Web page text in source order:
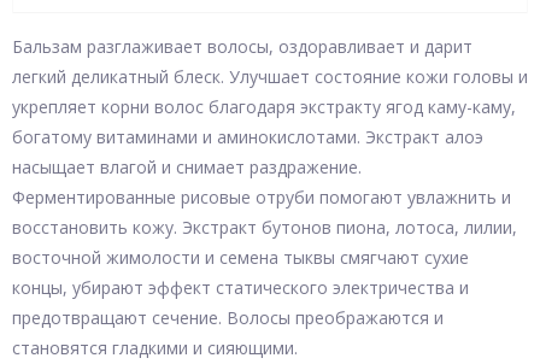
Бальзам разглаживает волосы, оздоравливает и дарит
легкий деликатный блеск. Улучшает состояние кожи головы и
укрепляет корни волос благодаря экстракту ягод каму-каму,
богатому витаминами и аминокислотами. Экстракт алоэ
насыщает влагой и снимает раздражение.
Ферментированные рисовые отруби помогают увлажнить и
восстановить кожу. Экстракт бутонов пиона, лотоса, лилии,
восточной жимолости и семена тыквы смягчают сухие
концы, убирают эффект статического электричества и
предотвращают сечение. Волосы преображаются и
становятся гладкими и сияющими.